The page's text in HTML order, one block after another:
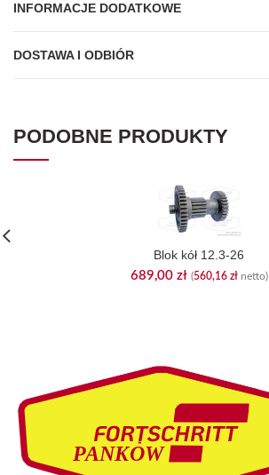
INFORMACJE DODATKOWE
DOSTAWA I ODBIÓR
PODOBNE PRODUKTY
Blok kół 12.3-26
689,00 zł (560,16 złnetto)